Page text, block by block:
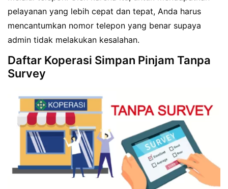
pelayanan yang lebih cepat dan tepat, Anda harus
mencantumkan nomor telepon yang benar supaya
admin tidak melakukan kesalahan.
Daftar Koperasi Simpan Pinjam Tanpa
Survey